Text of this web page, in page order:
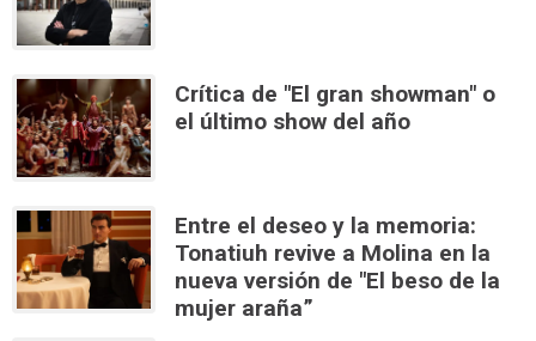
Crítica de "El gran showman" o
el último show del año
Entre el deseo y la memoria:
Tonatiuh revive a Molina en la
nueva versión de "El beso de la
mujer araña”